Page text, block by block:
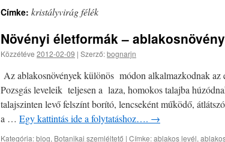
Címke: kristályvirág félék
Növényi életformák –
Közzétéve 2012-02-09 | Szerző:bognarjn
Az ablakosnövények különös módon alkalmazkodnak az
Pozsgás leveleik teljesen a laza, homokos talajba
talajszinten levő felszínt borító, lencseként működő,
a … Egy kattintás ide a folytatáshoz…. →
Kategória:blog, Botanikai szemléltető | Címke:ablakos levél,